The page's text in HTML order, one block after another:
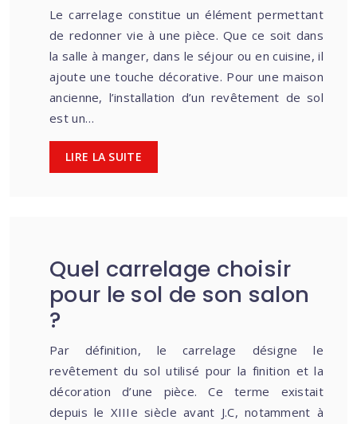
Le carrelage constitue un élément permettant
de redonner vie à une pièce. Que ce soit dans
la salle à manger, dans le séjour ou en cuisine, il
ajoute une touche décorative. Pour une maison
ancienne, l’installation d’un revêtement de sol
est un…
LIRE LA SUITE
Quel carrelage choisir
pour le sol de son salon
?
Par définition, le carrelage désigne le
revêtement du sol utilisé pour la finition et la
décoration d’une pièce. Ce terme existait
depuis le XIIIe siècle avant J.C, notamment à